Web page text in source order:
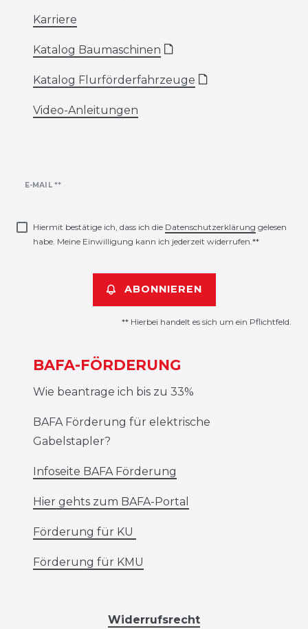
Karriere
Katalog Baumaschinen 🗋
Katalog Flurförderfahrzeuge 🗋
Video-Anleitungen
E-MAIL **
Newsletter
Hiermit bestätige ich, dass ich die Daten­schutz­erklärung gelesen
habe. Meine Einwilligung kann ich jederzeit widerrufen.**
ABONNIEREN
** Hierbei handelt es sich um ein Pflichtfeld.
BAFA-FÖRDERUNG
Wie beantrage ich bis zu 33%
BAFA Förderung für elektrische
Gabelstapler?
Infoseite BAFA Förderung
Hier gehts zum BAFA-Portal
Förderung für KU
Förderung für KMU
Widerrufsrecht